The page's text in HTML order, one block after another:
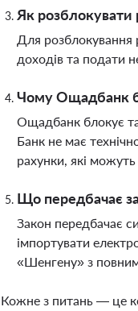
Як розблокувати
Для розблокування
доходів та подати
Чому Ощадбанк
Ощадбанк блокує
Банк не має
рахунки, які
Що передбачає
Закон передбачає
імпортувати
«Шенгену» з
Кожне з питань — це